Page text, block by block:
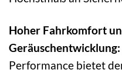
Hoher Fahrkomfort
Geräuschentwicklung:
Performance bietet